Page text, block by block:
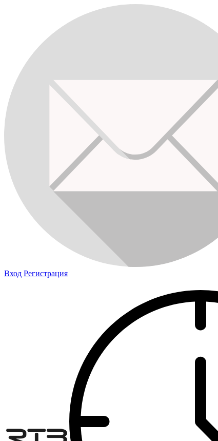
Вход Регистрация